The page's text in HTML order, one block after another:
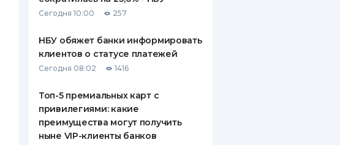
Сегодня 10:00 257
НБУ обяжет банки информировать
клиентов о статусе платежей
Сегодня 08:02 1416
Топ-5 премиальных карт с
привилегиями: какие
преимущества могут получить
ныне VIP-клиенты банков